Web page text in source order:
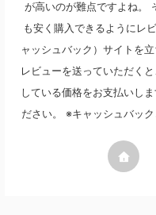
が高いのが難点ですよね。
も安く購入できるようにレ
ャッシュバック）サイトを立
レビューを送っていただく
している価格をお支払いしま
ださい。 ※キャッシュバッ